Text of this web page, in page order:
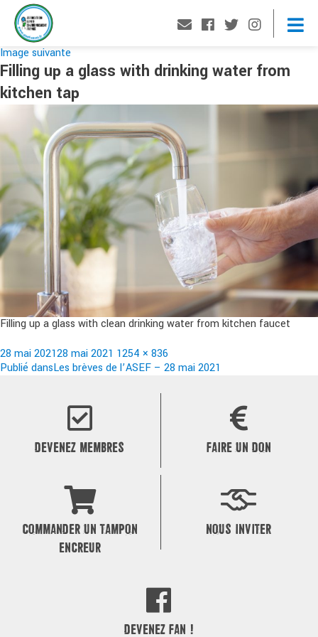
Image suivante
Filling up a glass with drinking water from
kitchen tap
Filling up a glass with clean drinking water from kitchen faucet
Publié
le
28 mai 202128 mai 2021 Taille
réelle
1254 × 836
Navigation
Publié dansLes brèves de l’ASEF – 28 mai 2021
DEVENEZ MEMBRES FAIRE UN DON
COMMANDER UN TAMPON
ENCREUR
NOUS INVITER
DEVENEZ FAN !